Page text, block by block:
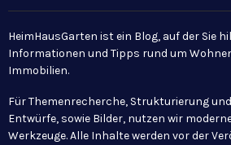
HeimHausGarten ist ein Blog, auf der Sie
Informationen und Tipps rund um
Immobilien.
Für Themenrecherche, Strukturierung
Entwürfe, sowie Bilder, nutzen wir
Werkzeuge. Alle Inhalte werden vor der